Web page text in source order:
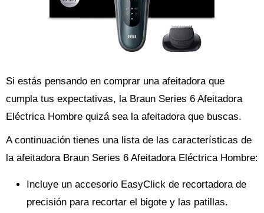
Si estás pensando en comprar una afeitadora que
cumpla tus expectativas, la Braun Series 6 Afeitadora
Eléctrica Hombre quizá sea la afeitadora que buscas.
A continuación tienes una lista de las características de
la afeitadora Braun Series 6 Afeitadora Eléctrica Hombre:
Incluye un accesorio EasyClick de recortadora de
precisión para recortar el bigote y las patillas.